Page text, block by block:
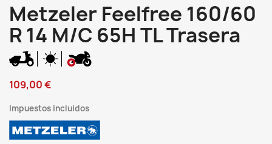
Metzeler Feelfree 160/60
R 14 M/C 65H TL Trasera
109,00 €
Impuestos incluidos